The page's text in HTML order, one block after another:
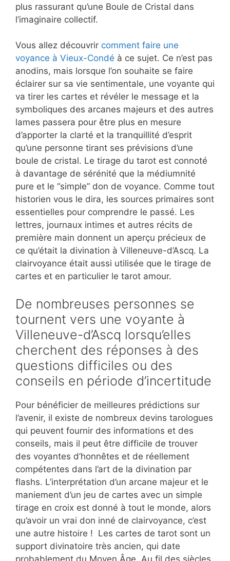
plus rassurant qu’une Boule de Cristal dans
l’imaginaire collectif.
Vous allez découvrir comment faire une
voyance à Vieux-Condé à ce sujet. Ce n’est pas
anodins, mais lorsque l’on souhaite se faire
éclairer sur sa vie sentimentale, une voyante qui
va tirer les cartes et révéler le message et la
symboliques des arcanes majeurs et des autres
lames passera pour être plus en mesure
d’apporter la clarté et la tranquillité d’esprit
qu’une personne tirant ses prévisions d’une
boule de cristal. Le tirage du tarot est connoté
à davantage de sérénité que la médiumnité
pure et le “simple” don de voyance. Comme tout
historien vous le dira, les sources primaires sont
essentielles pour comprendre le passé. Les
lettres, journaux intimes et autres récits de
première main donnent un aperçu précieux de
ce qu’était la divination à Villeneuve-d’Ascq. La
clairvoyance était aussi utilisée que le tirage de
cartes et en particulier le tarot amour.
De nombreuses personnes se
tournent vers une voyante à
Villeneuve-d’Ascq lorsqu’elles
cherchent des réponses à des
questions difficiles ou des
conseils en période d’incertitude
Pour bénéficier de meilleures prédictions sur
l’avenir, il existe de nombreux devins tarologues
qui peuvent fournir des informations et des
conseils, mais il peut être difficile de trouver
des voyantes d’honnêtes et de réellement
compétentes dans l’art de la divination par
flashs. L’interprétation d’un arcane majeur et le
maniement d’un jeu de cartes avec un simple
tirage en croix est donné à tout le monde, alors
qu’avoir un vrai don inné de clairvoyance, c’est
une autre histoire ! Les cartes de tarot sont un
support divinatoire très ancien, qui date
probablement du Moyen Âge. Au fil des siècles,